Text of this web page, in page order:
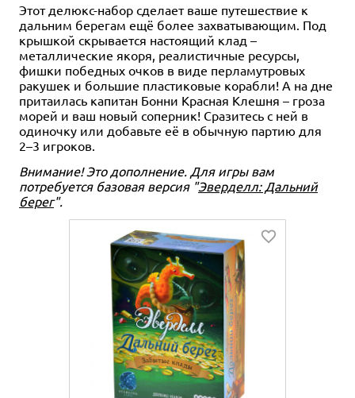
Этот делюкс-набор сделает ваше путешествие к
дальним берегам ещë более захватывающим. Под
крышкой скрывается настоящий клад –
металлические якоря, реалистичные ресурсы,
фишки победных очков в виде перламутровых
ракушек и большие пластиковые корабли! А на дне
притаилась капитан Бонни Красная Клешня – гроза
морей и ваш новый соперник! Сразитесь с ней в
одиночку или добавьте еë в обычную партию для
2–3 игроков.
Внимание! Это дополнение. Для игры вам
потребуется базовая версия "Эверделл: Дальний
берег".